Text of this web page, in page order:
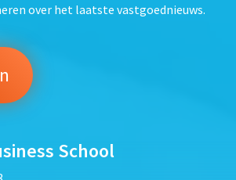
over het laatste vastgoednieuws.
School